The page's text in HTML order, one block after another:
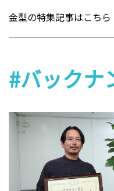
金型の特集記事はこちら
#バックナ